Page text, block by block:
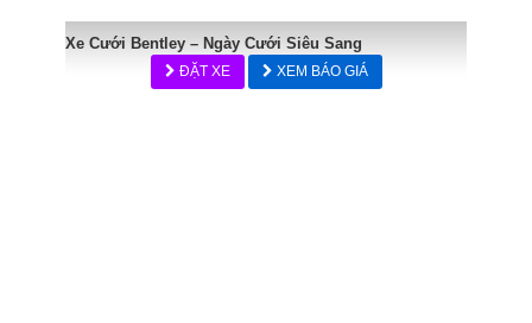
Xe Cưới Bentley – Ngày Cưới Siêu Sang
ĐẶT XE XEM BÁO GIÁ